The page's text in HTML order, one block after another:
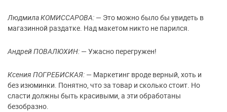
Людмила КОМИССАРОВА: — Это можно было бы увидеть в
магазинной раздатке. Над макетом никто не парился.
Андрей ПОВАЛЮХИН: — Ужасно перегружен!
Ксения ПОГРЕБИСКАЯ: — Маркетинг вроде верный, хоть и
без изюминки. Понятно, что за товар и сколько стоит. Но
сласти должны быть красивыми, а эти обработаны
безобразно.